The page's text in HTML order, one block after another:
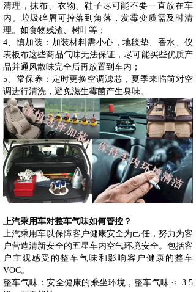
清理，抹布、衣物、鞋子尽可能不要一直放在车
内。垃圾碎屑可掉落到角落，发霉变质需及时清
理。如食物残渣、树叶等；
4、慎加装：加装材料需小心，地毯垫、香水、仪
表板布这些商品气味无法保证，尽可能买些优质产
品并通风散味完全后再放置到车内；
5、常保养：定时更换空调滤芯，夏季来临前对空
调进行清洗，避免滋生霉菌产生臭味。
上汽乘用车对整车气味如何管控？
上汽乘用车以保障客户健康安全为己任，努力为客
户营造清新安全的五星车内空气环境安全。包括客
户主观感受的整车气味和影响客户健康的整车
VOC。
整车气味：安全健康的乘坐环境，整车气味 ≤ 3.5